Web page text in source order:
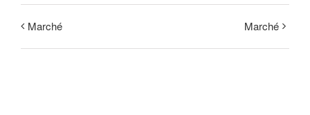
Marché Marché